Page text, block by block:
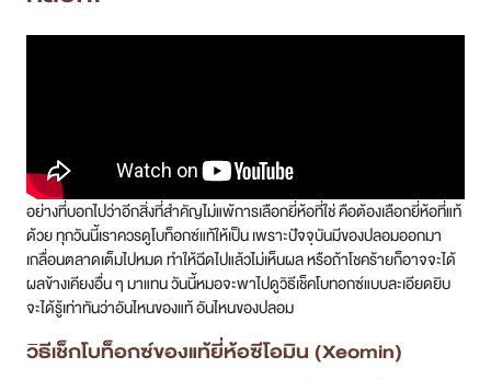
อย่างที่บอกไปว่าอีกสิ่งที่สำคัญไม่แพ้การเลือกยี่ห้อที่ใช่ คือต้องเลือกยี่ห้อที่แท้
ด้วย ทุกวันนี้เราควรดูโบท็อกซ์แท้ให้เป็น เพราะปัจจุบันมีของปลอมออกมา
เกลื่อนตลาดเต็มไปหมด ทำให้ฉีดไปแล้วไม่เห็นผล หรือถ้าโชคร้ายก็อาจจะได้
ผลข้างเคียงอื่น ๆ มาแทน วันนี้หมอจะพาไปดูวิธีเช็คโบทอกซ์แบบละเอียดยิบ
จะได้รู้เท่าทันว่าอันไหนของแท้ อันไหนของปลอม
วิธีเช็กโบท็อกซ์ของแท้ยี่ห้อซีโอมิน (Xeomin)